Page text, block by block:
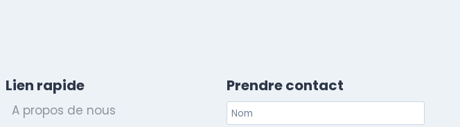
Lien rapide
A propos de nous
Prendre contact